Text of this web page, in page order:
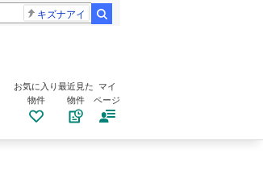
キズナアイ
お気に入り
物件
最近見た
物件
マイ
ページ